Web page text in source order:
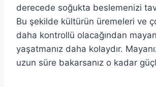
derecede soğukta beslemenizi
Bu şekilde kültürün üremeleri ve
daha kontrollü olacağından
yaşatmanız daha kolaydır.
uzun süre bakarsanız o kadar